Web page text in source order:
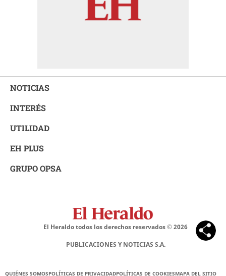
NOTICIAS
INTERÉS
UTILIDAD
EH PLUS
GRUPO OPSA
El Heraldo todos los derechos reservados ©2026
PUBLICACIONES Y NOTICIAS S.A.
QUIÉNES SOMOSPOLÍTICAS DE PRIVACIDADPOLÍTICAS DE COOKIESMAPA DEL SITIO